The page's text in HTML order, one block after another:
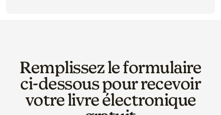
Remplissez le formulaire
ci‑dessous pour recevoir
votre livre électronique